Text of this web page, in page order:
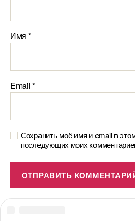
Имя *
Email*
Сохранить моё имя и email в
последующих моих